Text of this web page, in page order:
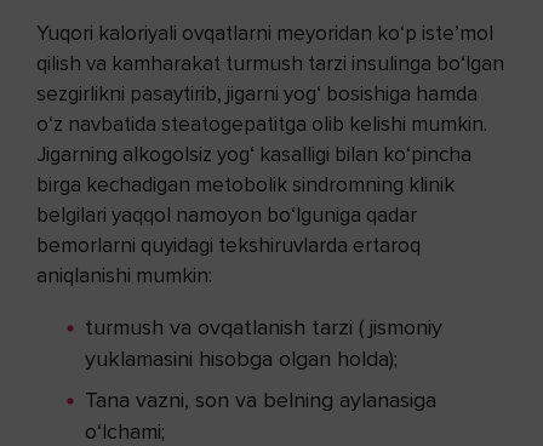
Yuqori kaloriyali ovqatlarni meyoridan ko‘p iste’mol
qilish va kamharakat turmush tarzi insulinga bo‘lgan
sezgirlikni pasaytirib, jigarni yog‘ bosishiga hamda
o‘z navbatida steatogepatitga olib kelishi mumkin.
Jigarning alkogolsiz yog‘ kasalligi bilan ko‘pincha
birga kechadigan metobolik sindromning klinik
belgilari yaqqol namoyon bo‘lguniga qadar
bemorlarni quyidagi tekshiruvlarda ertaroq
aniqlanishi mumkin:
turmush va ovqatlanish tarzi ( jismoniy
yuklamasini hisobga olgan holda);
Tana vazni, son va belning aylanasiga
o‘lchami;